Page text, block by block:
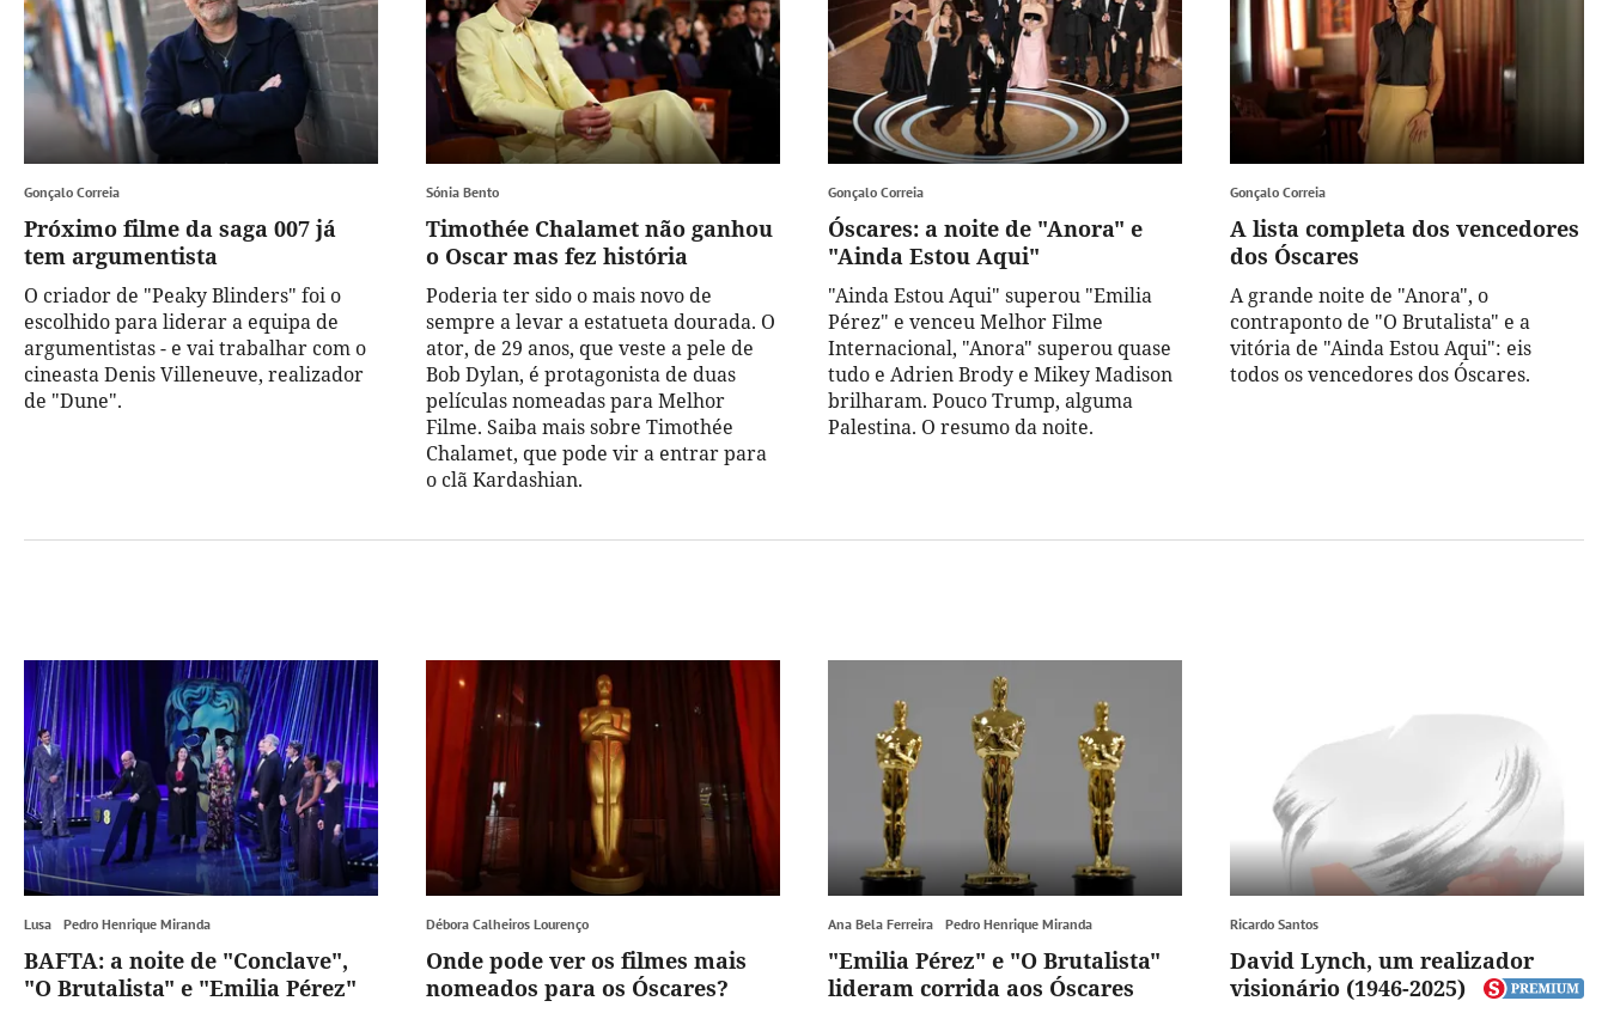
Gonçalo Correia
Próximo filme da saga 007 já
tem argumentista
O criador de "Peaky Blinders" foi o
escolhido para liderar a equipa de
argumentistas - e vai trabalhar com o
cineasta Denis Villeneuve, realizador
de "Dune".
Sónia Bento
Timothée Chalamet não ganhou
o Oscar mas fez história
Poderia ter sido o mais novo de
sempre a levar a estatueta dourada. O
ator, de 29 anos, que veste a pele de
Bob Dylan, é protagonista de duas
películas nomeadas para Melhor
Filme. Saiba mais sobre Timothée
Chalamet, que pode vir a entrar para
o clã Kardashian.
Gonçalo Correia
Óscares: a noite de "Anora" e
"Ainda Estou Aqui"
"Ainda Estou Aqui" superou "Emilia
Pérez" e venceu Melhor Filme
Internacional, "Anora" superou quase
tudo e Adrien Brody e Mikey Madison
brilharam. Pouco Trump, alguma
Palestina. O resumo da noite.
Gonçalo Correia
A lista completa dos vencedores
dos Óscares
A grande noite de "Anora", o
contraponto de "O Brutalista" e a
vitória de "Ainda Estou Aqui": eis
todos os vencedores dos Óscares.
Lusa Pedro Henrique Miranda
BAFTA: a noite de "Conclave",
"O Brutalista" e "Emilia Pérez"
Débora Calheiros Lourenço
Onde pode ver os filmes mais
nomeados para os Óscares?
Ana Bela Ferreira Pedro Henrique Miranda
"Emilia Pérez" e "O Brutalista"
lideram corrida aos Óscares
Ricardo Santos
David Lynch, um realizador
visionário (1946-2025)